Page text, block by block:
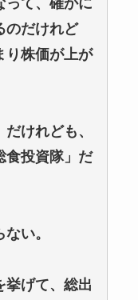
って、確かに
のだけれど
り株価が上が
けれども、
食投資隊」だ
い。
挙げて、総出